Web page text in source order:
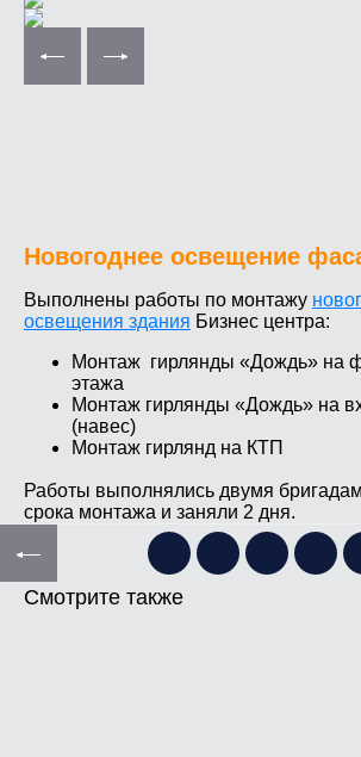
Новогоднее освещение
Выполнены работы по монтажу
освещения здания Бизнес центра:
Монтаж гирлянды «Дождь» на
этажа
Монтаж гирлянды «Дождь» на
(навес)
Монтаж гирлянд на КТП
Работы выполнялись двумя
срока монтажа и заняли 2 дня.
Смотрите также